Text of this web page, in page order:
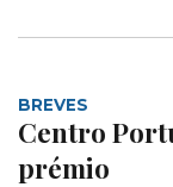
BREVES
Centro
prémio